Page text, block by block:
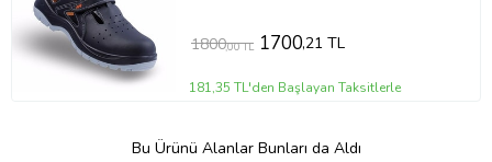
1800,00 TL 1700,21 TL
181,35 TL'den Başlayan Taksitlerle
Bu Ürünü Alanlar Bunları da Aldı